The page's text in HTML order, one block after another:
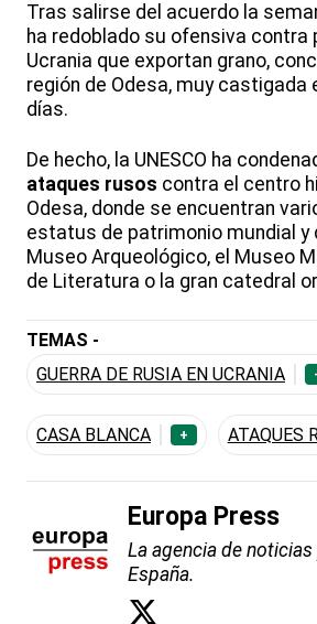
Tras salirse del acuerdo la
ha redoblado su ofensiva contra
Ucrania que exportan grano,
región de Odesa, muy castigada
días.
De hecho, la UNESCO ha
ataques rusos contra el centro
Odesa, donde se encuentran
estatus de patrimonio mundial y
Museo Arqueológico, el Museo
de Literatura o la gran catedral
TEMAS -
GUERRA DE RUSIA EN UCRANIA
CASA BLANCA + ATAQUES
Europa Press
La agencia de
España.